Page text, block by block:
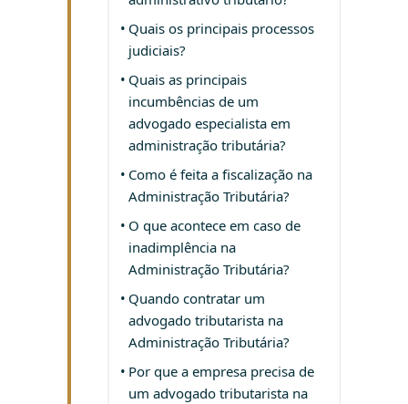
Quais os principais processos
judiciais?
Quais as principais
incumbências de um
advogado especialista em
administração tributária?
Como é feita a fiscalização na
Administração Tributária?
O que acontece em caso de
inadimplência na
Administração Tributária?
Quando contratar um
advogado tributarista na
Administração Tributária?
Por que a empresa precisa de
um advogado tributarista na